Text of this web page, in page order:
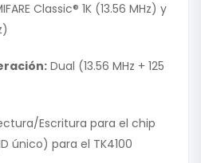
Classic® 1K (13.56 MHz) y
Dual (13.56 MHz + 125
Escritura para el chip
único) para el TK4100